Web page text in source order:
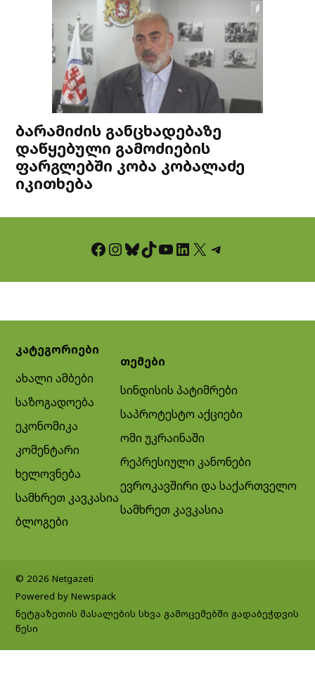
ბარამიძის განცხადებაზე
დაწყებული გამოძიების
ფარგლებში კობა კობალაძე
იკითხება
Facebook InstagramBluesky TikTok YouTube LinkedIn X Telegram
კატეგორიები
ახალი ამბები
საზოგადოება
ეკონომიკა
კომენტარი
ხელოვნება
სამხრეთ კავკასია
ბლოგები
თემები
სინდისის პატიმრები
საპროტესტო აქციები
ომი უკრაინაში
რეპრესიული კანონები
ევროკავშირი და საქართველო
სამხრეთ კავკასია
© 2026 Netgazeti
Powered by Newspack
ნეტგაზეთის მასალების სხვა გამოცემებში გადაბეჭდვის
წესი